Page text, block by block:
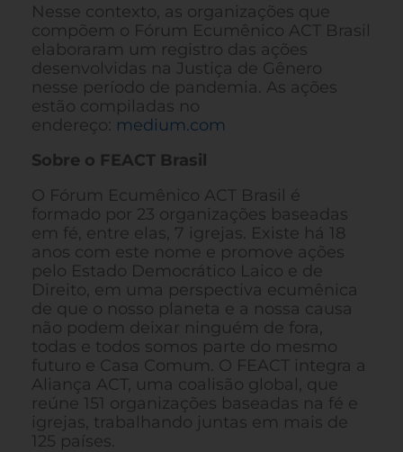
Nesse contexto, as organizações que
compõem o Fórum Ecumênico ACT Brasil
elaboraram um registro das ações
desenvolvidas na Justiça de Gênero
nesse período de pandemia. As ações
estão compiladas no
endereço: medium.com
Sobre o FEACT Brasil
O Fórum Ecumênico ACT Brasil é
formado por 23 organizações baseadas
em fé, entre elas, 7 igrejas. Existe há 18
anos com este nome e promove ações
pelo Estado Democrático Laico e de
Direito, em uma perspectiva ecumênica
de que o nosso planeta e a nossa causa
não podem deixar ninguém de fora,
todas e todos somos parte do mesmo
futuro e Casa Comum. O FEACT integra a
Aliança ACT, uma coalisão global, que
reúne 151 organizações baseadas na fé e
igrejas, trabalhando juntas em mais de
125 países.